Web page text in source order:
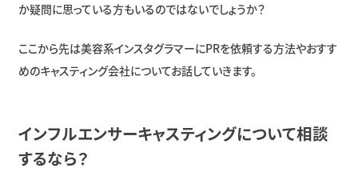
か疑問に思っている方もいるのではないでしょうか？
ここから先は美容系インスタグラマーにPRを依頼する方法やおすす
めのキャスティング会社についてお話していきます。
インフルエンサーキャスティングについて相談
するなら？